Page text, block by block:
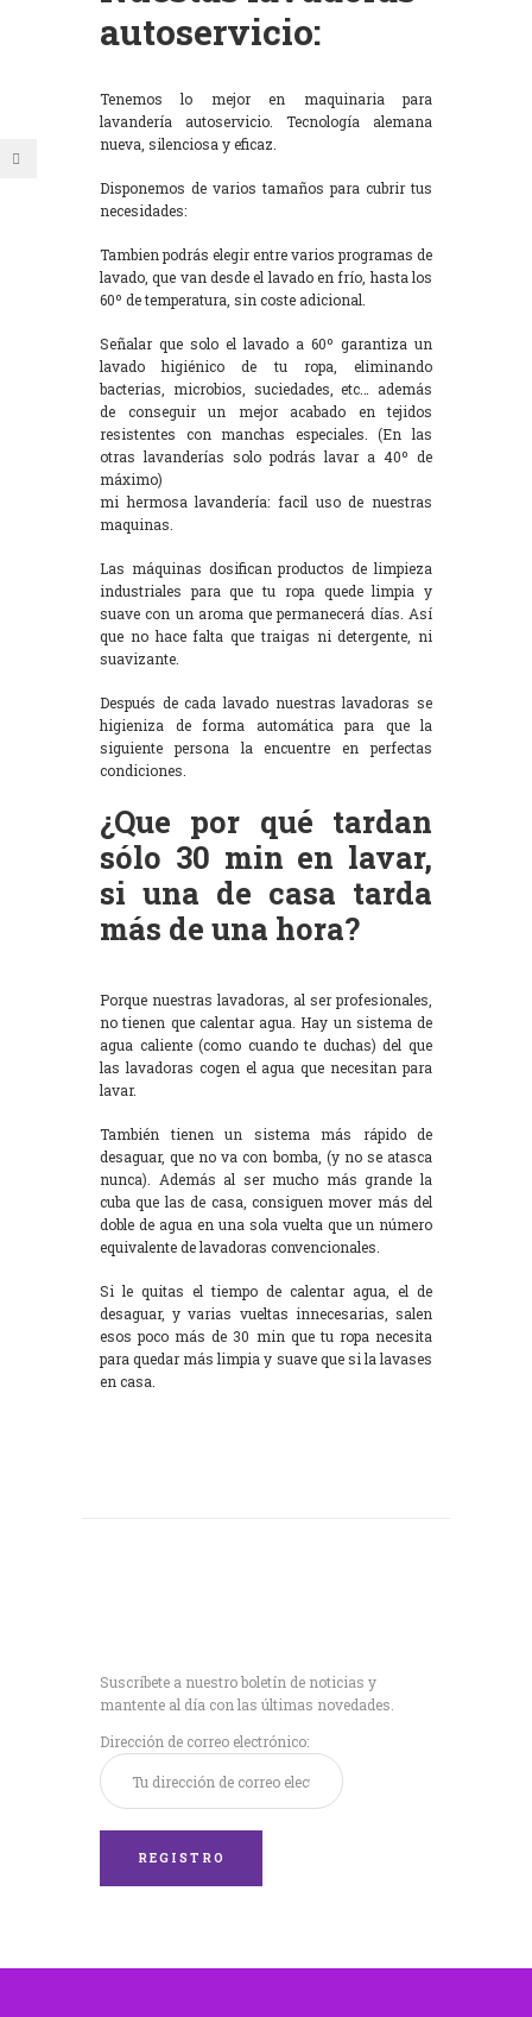
autoservicio:
Tenemos lo mejor en maquinaria para
lavandería autoservicio. Tecnología alemana
nueva, silenciosa y eficaz.
Disponemos de varios tamaños para cubrir tus
necesidades:
Tambien podrás elegir entre varios programas de
lavado, que van desde el lavado en frío, hasta los
60º de temperatura, sin coste adicional.
Señalar que solo el lavado a 60º garantiza un
lavado higiénico de tu ropa, eliminando
bacterias, microbios, suciedades, etc… además
de conseguir un mejor acabado en tejidos
resistentes con manchas especiales. (En las
otras lavanderías solo podrás lavar a 40º de
máximo)
mi hermosa lavandería: facil uso de nuestras
maquinas.
Las máquinas dosifican productos de limpieza
industriales para que tu ropa quede limpia y
suave con un aroma que permanecerá días. Así
que no hace falta que traigas ni detergente, ni
suavizante.
Después de cada lavado nuestras lavadoras se
higieniza de forma automática para que la
siguiente persona la encuentre en perfectas
condiciones.
¿Que por qué tardan
sólo 30 min en lavar,
si una de casa tarda
más de una hora?
Porque nuestras lavadoras, al ser profesionales,
no tienen que calentar agua. Hay un sistema de
agua caliente (como cuando te duchas) del que
las lavadoras cogen el agua que necesitan para
lavar.
También tienen un sistema más rápido de
desaguar, que no va con bomba, (y no se atasca
nunca). Además al ser mucho más grande la
cuba que las de casa, consiguen mover más del
doble de agua en una sola vuelta que un número
equivalente de lavadoras convencionales.
Si le quitas el tiempo de calentar agua, el de
desaguar, y varias vueltas innecesarias, salen
esos poco más de 30 min que tu ropa necesita
para quedar más limpia y suave que si la lavases
en casa.
Suscríbete a nuestro boletín de noticias y
mantente al día con las últimas novedades.
Dirección de correo electrónico: